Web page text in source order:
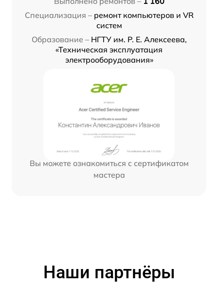
Специализация – ремонт компьютеров и VR
систем
Образование – НГТУ им. Р. Е. Алексеева,
«Техническая эксплуатация
электрооборудования»
Вы можете ознакомиться с сертификатом
мастера
Наши партнёры